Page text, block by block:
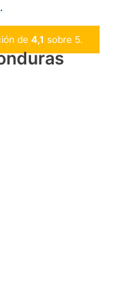
de 4,1 sobre 5.